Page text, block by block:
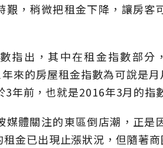
艱，稍微把租金下降，讓房客
指出，其中在租金指數部分
來的房屋租金指數為可說是
年前，也就是2016年3月的指
媒體關注的東區倒店潮，正是
金已出現止漲狀況，但隨著